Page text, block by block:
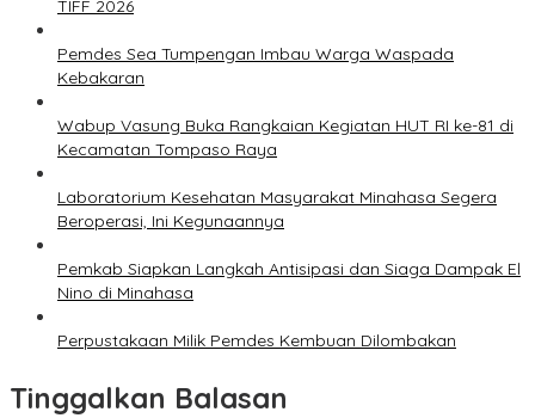
TIFF 2026
Pemdes Sea Tumpengan Imbau Warga Waspada
Kebakaran
Wabup Vasung Buka Rangkaian Kegiatan HUT RI ke-81 di
Kecamatan Tompaso Raya
Laboratorium Kesehatan Masyarakat Minahasa Segera
Beroperasi, Ini Kegunaannya
Pemkab Siapkan Langkah Antisipasi dan Siaga Dampak El
Nino di Minahasa
Perpustakaan Milik Pemdes Kembuan Dilombakan
Tinggalkan Balasan